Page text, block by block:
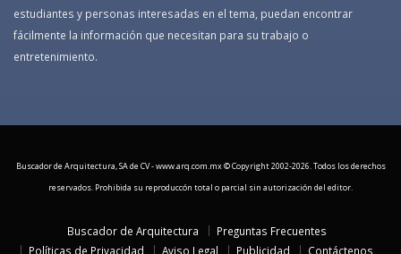
estudiantes y personas interesadas en el tema, puedan encontrar
fácilmente la información que necesitan para su trabajo o
entretenimiento.
Buscador de Arquitectura, SA de CV - www.arq.com.mx © Copyright 2002-2026. Todos los derechos
reservados. Prohibida su reproduccón total o parcial sin autorización del editor.
Buscador de Arquitectura
Preguntas Frecuentes
Políticas de Privacidad
Aviso Legal Publicidad Contáctenos